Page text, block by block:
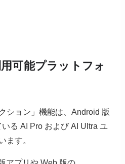
可能プラットフォ
ション」機能は、Android 版
る AI Pro および AI Ultra ユ
ます。